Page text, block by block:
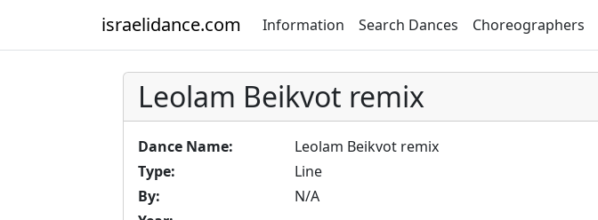
israelidance.com Information Search Dances Choreographers
Leolam Beikvot remix
Dance Name:
Leolam Beikvot remix
Type:
Line
By:
N/A